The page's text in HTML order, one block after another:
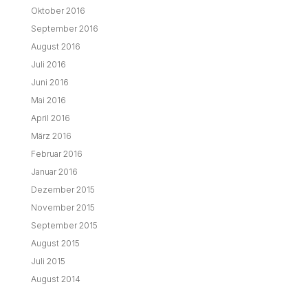
Oktober 2016
September 2016
August 2016
Juli 2016
Juni 2016
Mai 2016
April 2016
März 2016
Februar 2016
Januar 2016
Dezember 2015
November 2015
September 2015
August 2015
Juli 2015
August 2014